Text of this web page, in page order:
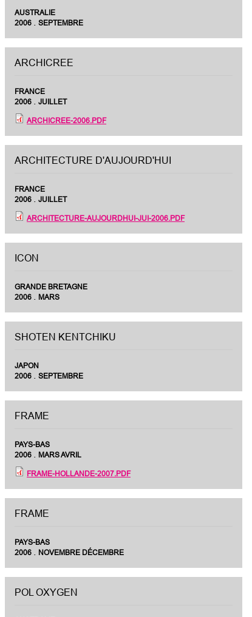
AUSTRALIE
2006
SEPTEMBRE
ARCHICREE
FRANCE
2006
JUILLET
ARCHICREE-2006.PDF
ARCHITECTURE D'AUJOURD'HUI
FRANCE
2006
JUILLET
ARCHITECTURE-AUJOURDHUI-JUI-2006.PDF
ICON
GRANDE BRETAGNE
2006
MARS
SHOTEN KENTCHIKU
JAPON
2006
SEPTEMBRE
FRAME
PAYS-BAS
2006
MARS AVRIL
FRAME-HOLLANDE-2007.PDF
FRAME
PAYS-BAS
2006
NOVEMBRE DÉCEMBRE
POL OXYGEN